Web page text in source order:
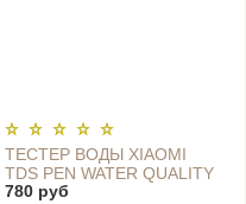
ТЕСТЕР ВОДЫ XIAOMI
TDS PEN WATER QUALITY
TESTER - PEA4000CN
780 руб